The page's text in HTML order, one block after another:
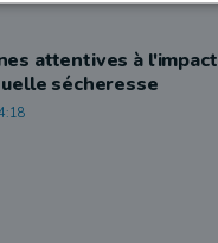
attentives à l'impact
sécheresse